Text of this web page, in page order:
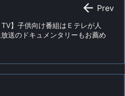
TV】子供向け番組はＥテレが人
送のドキュメンタリーもお薦め
 Prev